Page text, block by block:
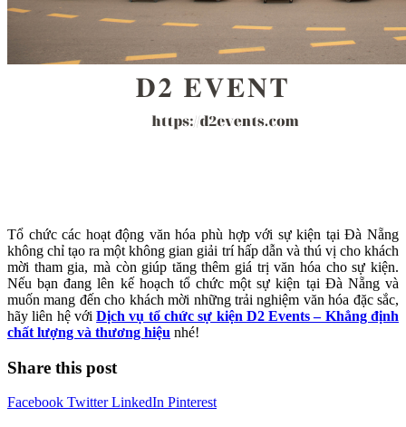
Tổ chức các hoạt động văn hóa phù hợp với sự kiện tại Đà Nẵng
không chỉ tạo ra một không gian giải trí hấp dẫn và thú vị cho khách
mời tham gia, mà còn giúp tăng thêm giá trị văn hóa cho sự kiện.
Nếu bạn đang lên kế hoạch tổ chức một sự kiện tại Đà Nẵng và
muốn mang đến cho khách mời những trải nghiệm văn hóa đặc sắc,
hãy liên hệ vớiDịch vụ tổ chức sự kiện D2 Events – Khẳng định
chất lượng và thương hiệu nhé!
Share this post
Facebook TwitterLinkedIn Pinterest